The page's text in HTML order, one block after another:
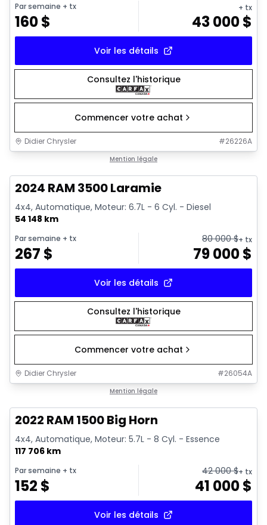
Par semaine + tx
160$
+ tx
43 000$
Voir les détails
Consultez l'historique
Commencer votre achat
Didier Chrysler #26226A
Mention légale
2024 RAM 3500 Laramie
4x4, Automatique, Moteur: 6.7L - 6 Cyl. - Diesel
54 148 km
Par semaine + tx
267 $
80 000$+ tx
79 000$
Voir les détails
Consultez l'historique
Commencer votre achat
Didier Chrysler #26054A
Mention légale
2022 RAM 1500 Big Horn
4x4, Automatique, Moteur: 5.7L - 8 Cyl. - Essence
117 706 km
Par semaine + tx
152 $
42 000$+ tx
41 000$
Voir les détails